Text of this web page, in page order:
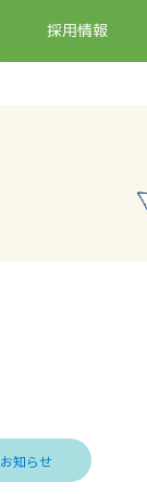
採用情報
お知らせ